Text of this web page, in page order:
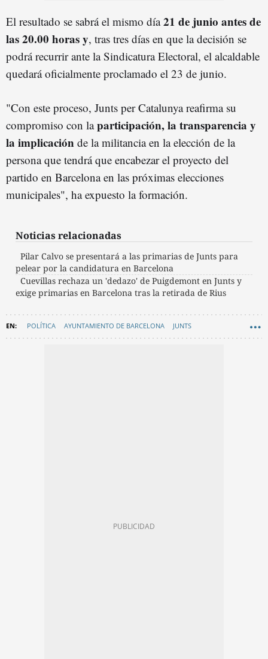
El resultado se sabrá el mismo día21 de junio antes de
las 20.00 horas y, tras tres días en que la decisión se
podrá recurrir ante la Sindicatura Electoral, el alcaldable
quedará oficialmente proclamado el 23 de junio.
"Con este proceso, Junts per Catalunya reafirma su
compromiso con laparticipación, la transparencia y
la implicación de la militancia en la elección de la
persona que tendrá que encabezar el proyecto del
partido en Barcelona en las próximas elecciones
municipales", ha expuesto la formación.
Noticias relacionadas
Pilar Calvo se presentará a las primarias de Junts para
pelear por la candidatura en Barcelona
Cuevillas rechaza un 'dedazo' de Puigdemont en Junts y
exige primarias en Barcelona tras la retirada de Rius
POLÍTICA AYUNTAMIENTO DE BARCELONA JUNTS